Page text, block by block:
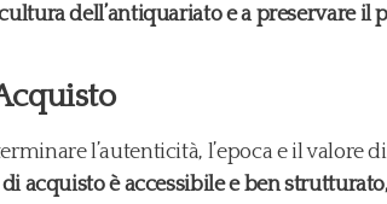
dell’antiquariato e a preservare il
l’autenticità, l’epoca e il valore
acquisto è accessibile e ben